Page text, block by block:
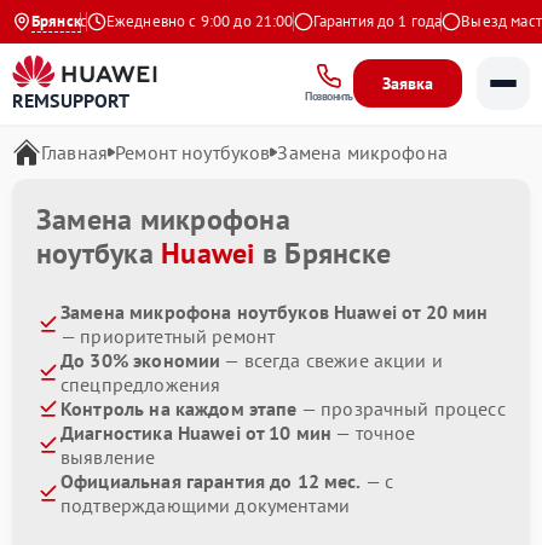
Брянск
Яндекс Ежедневно с 9:00 до 21:00 Гарантия до 1 года Выезд
REMSUPPORT Позвонить
Заявка
Главная Ремонт ноутбуков Замена микрофона
Замена микрофона
ноутбука Huawei в Брянске
Замена микрофона ноутбуков Huawei от 20 мин
— приоритетный ремонт
До 30% экономии — всегда свежие акции и
спецпредложения
Контроль на каждом этапе — прозрачный процесс
Диагностика Huawei от 10 мин — точное
выявление
Официальная гарантия до 12 мес. — с
подтверждающими документами